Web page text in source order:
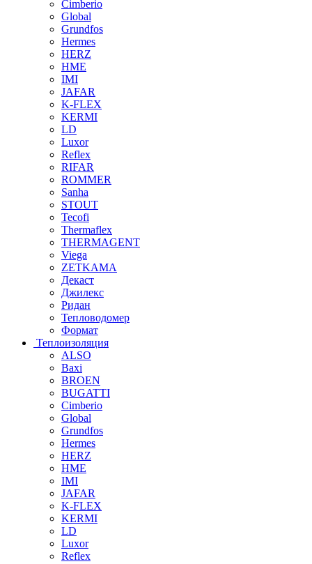
Cimberio
Global
Grundfos
Hermes
HERZ
HME
IMI
JAFAR
K-FLEX
KERMI
LD
Luxor
Reflex
RIFAR
ROMMER
Sanha
STOUT
Tecofi
Thermaflex
THERMAGENT
Viega
ZETKAMA
Декаст
Джилекс
Ридан
Тепловодомер
Формат
Теплоизоляция
ALSO
Baxi
BROEN
BUGATTI
Cimberio
Global
Grundfos
Hermes
HERZ
HME
IMI
JAFAR
K-FLEX
KERMI
LD
Luxor
Reflex